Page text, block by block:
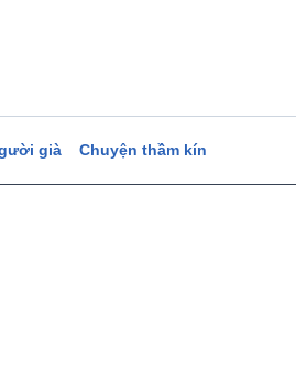
già Chuyện thầm kín